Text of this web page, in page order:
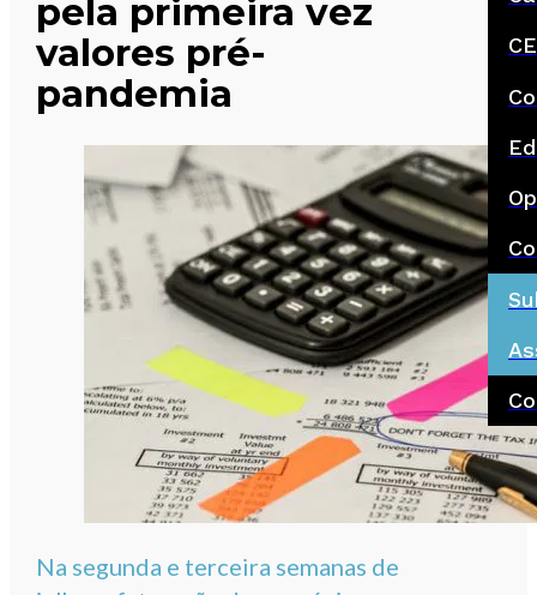
pela primeira vez
valores pré-
pandemia
Na segunda e terceira semanas de